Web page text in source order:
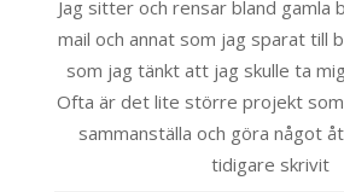
Jag sitter och rensar bland gamla
mail och annat som jag sparat till
som jag tänkt att jag skulle ta
Ofta är det lite större projekt
sammanställa och göra något
tidigare skrivit